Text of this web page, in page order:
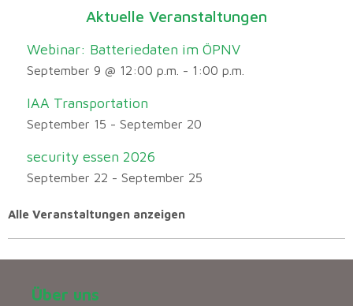
Aktuelle Veranstaltungen
Webinar: Batteriedaten im ÖPNV
September 9 @ 12:00 p.m. - 1:00 p.m.
IAA Transportation
September 15 - September 20
security essen 2026
September 22 - September 25
Alle Veranstaltungen anzeigen
Über uns